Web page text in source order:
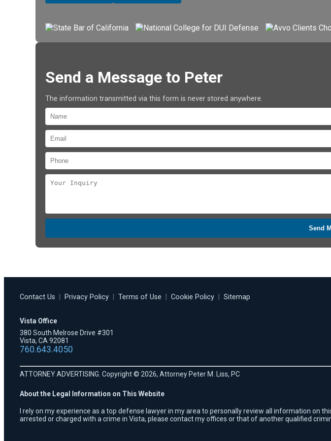
Send a Message to Peter
The information transmitted via this form is never stored anywhere.
Send
Contact Us Privacy Policy Terms of Use Cookie Policy Sitemap
Vista Office
380 South Melrose Drive #301
Vista, CA 92081
760.643.4050
ATTORNEY ADVERTISING. Copyright © 2026, Attorney Peter M. Liss, PC
About the Legal Information on This Website
I rely on my experience as a top defense lawyer in my area to personally review all information
arrested or charged with a crime in Vista, please contact my offices or that of another qualified